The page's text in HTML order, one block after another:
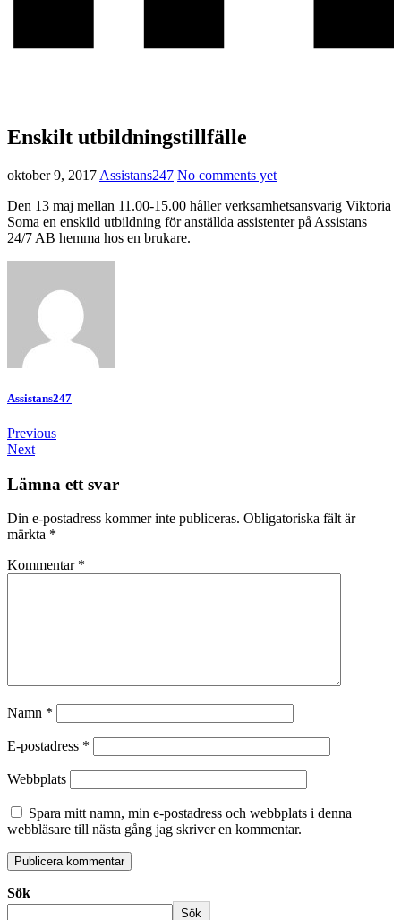
Enskilt utbildningstillfälle
oktober 9, 2017 Assistans247 No comments yet
Den 13 maj mellan 11.00-15.00 håller verksamhetsansvarig Viktoria
Soma en enskild utbildning för anställda assistenter på Assistans
24/7 AB hemma hos en brukare.
Assistans247
Previous
Next
Lämna ett svar
Din e-postadress kommer inte publiceras. Obligatoriska fält är
märkta *
Kommentar *
Namn *
E-postadress *
Webbplats
Spara mitt namn, min e-postadress och webbplats i denna
webbläsare till nästa gång jag skriver en kommentar.
Sök
Sök